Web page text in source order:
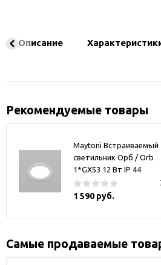
Описание
Рекомендуемые товары
Maytoni Встраиваемый
светильник Орб / Orb
1*GX53 12 Вт IP 44
1 590 руб.
Самые продаваемые